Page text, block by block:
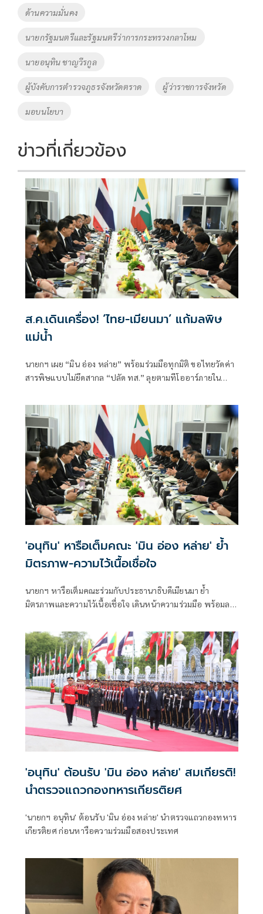
o
o
k
n
k
Tags
ด้านความมั่นคง
นายกรัฐมนตรีและรัฐมนตรีว่าการกระทรวงกลาโหม
นายอนุทิน ชาญวีรกูล
ผู้บังคับการตำรวจภูธรจังหวัดตราด ผู้ว่าราชการจังหวัด
มอบนโยบา
ข่าวที่เกี่ยวข้อง
ส.ค.เดินเครื่อง! ‘ไทย-เมียนมา’ แก้มลพิษ
แม่นํ้า
นายกฯ เผย “มิน อ่อง หล่าย” พร้อมร่วมมือทุกมิติ ขอไทยวัดค่า
สารพิษแบบไม่ยึดสากล “ปลัด ทส.” ลุยตามทีโออาร์ภายใน
การทูตไทยบนเวทีโลก
'อนุทิน' หารือเต็มคณะ 'มิน อ่อง หล่าย' ย้ำ
มิตรภาพ-ความไว้เนื้อเชื่อใจ
นายกฯ หารือเต็มคณะร่วมกับประธานาธิบดีเมียนมา ย้ำ
มิตรภาพและความไว้เนื้อเชื่อใจ เดินหน้าความร่วมมือ พร้อมลง
คุณภาพน้ำ -เทคโนโลยีอวกาศ
'อนุทิน' ต้อนรับ 'มิน อ่อง หล่าย' สมเกียรติ!
นำตรวจแถวกองทหารเกียรติยศ
'นายกฯ อนุทิน' ต้อนรับ 'มิน อ่อง หล่าย' นำตรวจแถวกองทหาร
เกียรติยศ ก่อนหารือความร่วมมือสองประเทศ